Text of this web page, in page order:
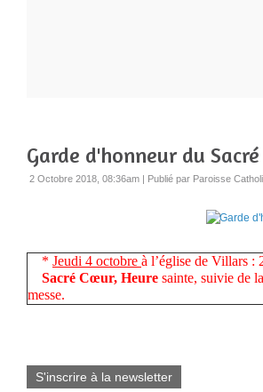
Garde d'honneur du
2 Octobre 2018, 08:36am | Publié par Paroisse
* Jeudi 4 octobre à l’église de Villars :
Sacré Cœur, Heure sainte, suivie de
messe.
S'inscrire à la newsletter